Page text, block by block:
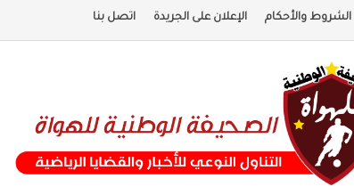
الشروط والأحكام الإعلان على الجريدة اتصل بنا